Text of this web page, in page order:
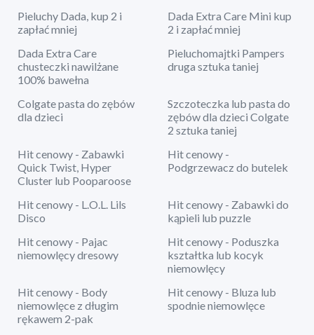
Pieluchy Dada, kup 2 i
zapłać mniej
Dada Extra Care Mini kup
2 i zapłać mniej
Dada Extra Care
chusteczki nawilżane
100% bawełna
Pieluchomajtki Pampers
druga sztuka taniej
Colgate pasta do zębów
dla dzieci
Szczoteczka lub pasta do
zębów dla dzieci Colgate
2 sztuka taniej
Hit cenowy - Zabawki
Quick Twist, Hyper
Cluster lub Pooparoose
Hit cenowy -
Podgrzewacz do butelek
Hit cenowy - L.O.L. Lils
Disco
Hit cenowy - Zabawki do
kąpieli lub puzzle
Hit cenowy - Pajac
niemowlęcy dresowy
Hit cenowy - Poduszka
kształtka lub kocyk
niemowlęcy
Hit cenowy - Body
niemowlęce z długim
rękawem 2-pak
Hit cenowy - Bluza lub
spodnie niemowlęce